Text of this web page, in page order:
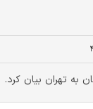
به تهران بیان کرد.